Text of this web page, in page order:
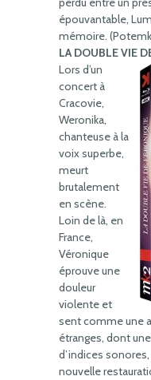
épouvantable,
mémoire.
LA DOUBLE VIE
Lors d’un
concert à
Cracovie,
Weronika,
chanteuse à la
voix superbe,
meurt
brutalement
en scène.
Loin de là, en
France,
Véronique
éprouve une
douleur
violente et
sent comme une
étranges, dont
d’indices
nouvelle